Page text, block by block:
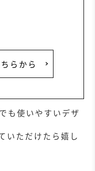
らから
も使いやすいデザ
いただけたら嬉し